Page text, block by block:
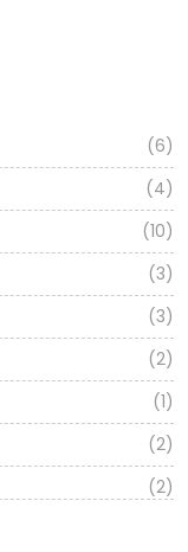
(6)
(4)
(10)
(3)
(3)
(2)
(1)
(2)
(2)